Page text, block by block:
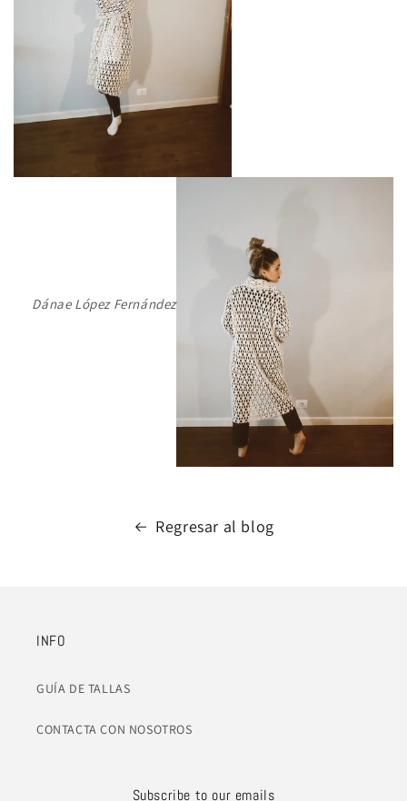
Dánae López Fernández
Regresar al blog
INFO
GUÍA DE TALLAS
CONTACTA CON NOSOTROS
Subscribe to our emails